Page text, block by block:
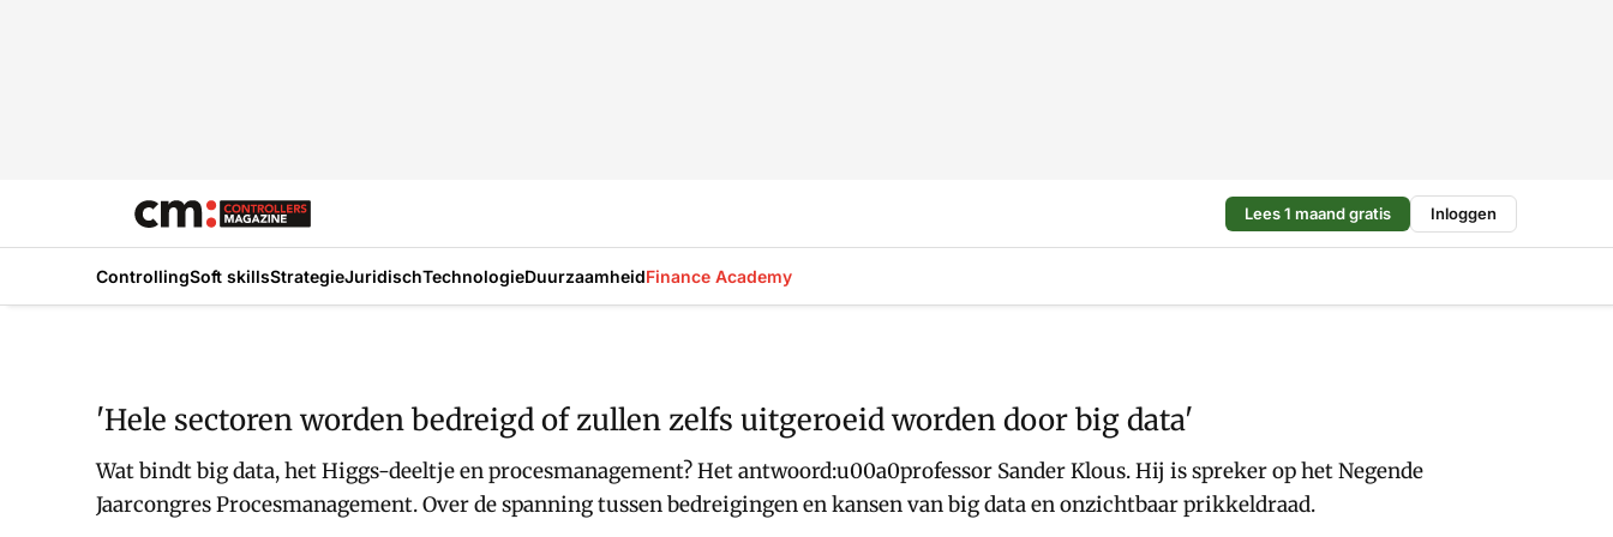
Lees 1 maand gratis Inloggen
ControllingSoft skillsStrategieJuridischTechnologieDuurzaamheidFinance Academy
'Hele sectoren worden bedreigd of zullen zelfs uitgeroeid worden door big data'
Wat bindt big data, het Higgs-deeltje en procesmanagement? Het antwoord:u00a0professor Sander Klous. Hij is spreker op het Negende
Jaarcongres Procesmanagement. Over de spanning tussen bedreigingen en kansen van big data en onzichtbaar prikkeldraad.